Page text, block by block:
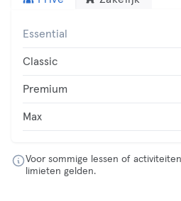
Essential
Classic
Premium
Max
Voor sommige lessen of
limieten gelden.